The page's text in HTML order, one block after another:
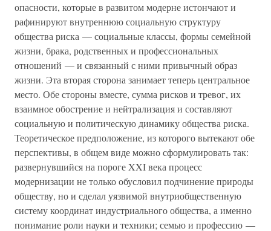
опасности, которые в развитом модерне истончают и
рафинируют внутреннюю социальную структуру
общества риска — социальные классы, формы семейной
жизни, брака, родственных и профессиональных
отношений — и связанный с ними привычный образ
жизни. Эта вторая сторона занимает теперь центральное
место. Обе стороны вместе, сумма рисков и тревог, их
взаимное обострение и нейтрализация и составляют
социальную и политическую динамику общества риска.
Теоретическое предположение, из которого вытекают обе
перспективы, в общем виде можно сформулировать так:
развернувшийся на пороге XXI века процесс
модернизации не только обусловил подчинение природы
обществу, но и сделал уязвимой внутриобщественную
систему координат индустриального общества, а именно
понимание роли науки и техники; семью и профессию —